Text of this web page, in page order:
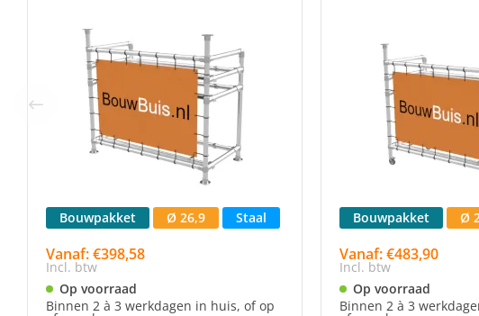
Bouwpakket Ø 26,9 Staal
Vanaf: €398,58
Incl. btw
Op voorraad
Binnen 2 à 3 werkdagen in huis, of op
Bouwpakket Ø
Vanaf: €483,90
Incl. btw
Op voorraad
Binnen 2 à 3